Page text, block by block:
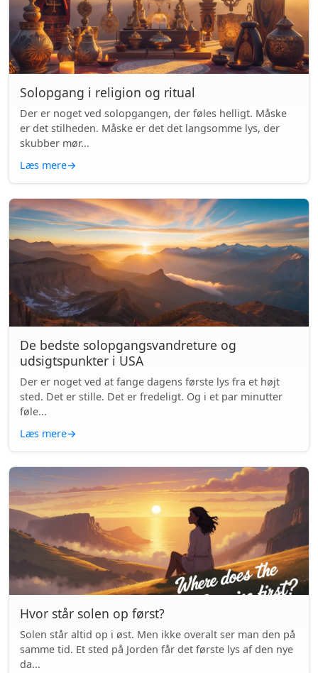
Solopgang i religion og ritual
Der er noget ved solopgangen, der føles helligt. Måske
er det stilheden. Måske er det det langsomme lys, der
skubber mør...
Læs mere→
De bedste solopgangsvandreture og
udsigtspunkter i USA
Der er noget ved at fange dagens første lys fra et højt
sted. Det er stille. Det er fredeligt. Og i et par minutter
føle...
Læs mere→
Hvor står solen op først?
Solen står altid op i øst. Men ikke overalt ser man den på
samme tid. Et sted på Jorden får det første lys af den nye
da...